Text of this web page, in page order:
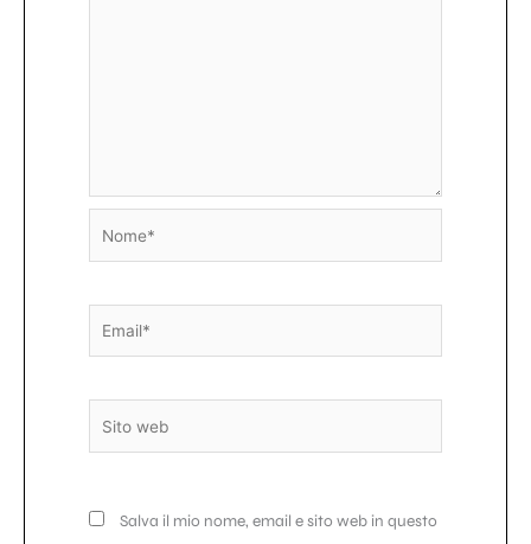
Nome*
Email*
Sito
web
Salva il mio nome, email e sito web in questo